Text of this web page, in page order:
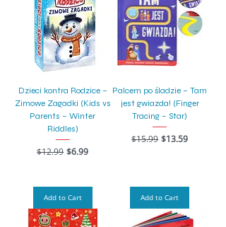
Dzieci kontra Rodzice –
Zimowe Zagadki (Kids vs
Parents – Winter
Riddles)
Regular Price
$12.99 Sale Price
$6.99
Add to Cart
Palcem po śladzie – Tam
jest gwiazda! (Finger
Tracing – Star)
Regular Price
$15.99 Sale Price
$13.59
Add to Cart